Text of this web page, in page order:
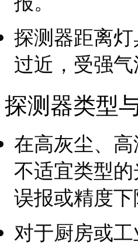
探测器距离
过近，受强
探测器类型
在高灰尘、
不适宜类型
误报或精度下
对于厨房或